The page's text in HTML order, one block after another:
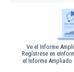
Ve el Informe
Regístrese en
el Informe Ampliado